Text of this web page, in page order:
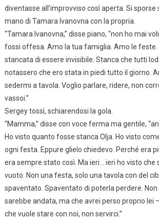
diventasse all’improvviso così aperta. Si sporse
mano di Tamara Ivanovna con la propria.
“Tamara Ivanovna,” disse piano, “non ho mai
fossi offesa. Amo la tua famiglia. Amo le feste.
stancata di essere invisibile. Stanca che tutti
notassero che ero stata in piedi tutto il giorno.
sedermi a tavola. Voglio parlare, ridere, non
vassoi.”
Sergey tossì, schiarendosi la gola.
“Mamma,” disse con voce ferma ma gentile,
Ho visto quanto fosse stanca Olja. Ho visto
ogni festa. Eppure glielo chiedevo. Perché era
era sempre stato così. Ma ieri… ieri ho visto che
vuoto. Non una festa, solo una tavola con del
spaventato. Spaventato di poterla perdere. Non
sarebbe andata, ma che avrei perso proprio lei
che vuole stare con noi, non servirci.”